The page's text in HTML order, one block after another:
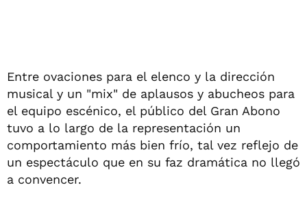
Entre ovaciones para el elenco y la dirección
musical y un "mix" de aplausos y abucheos para
el equipo escénico, el público del Gran Abono
tuvo a lo largo de la representación un
comportamiento más bien frío, tal vez reflejo de
un espectáculo que en su faz dramática no llegó
a convencer.